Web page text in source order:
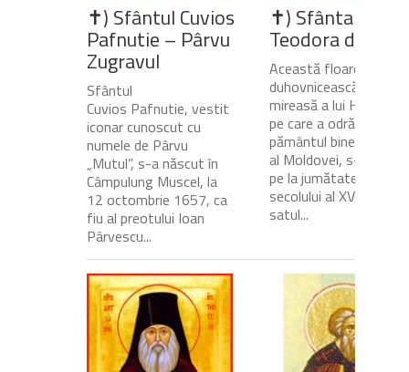
✝) Sfântul Cuvios
Pafnutie – Pârvu
Zugravul
Sfântul
Cuvios Pafnutie, vestit
iconar cunoscut cu
numele de Pârvu
„Mutul”, s-a născut în
Câmpulung Muscel, la
12 octombrie 1657, ca
fiu al preotului Ioan
Pârvescu...
✝) Sfânta
Teodora de la
Această floare
duhovnicească și
mireasă a lui Hristos,
pe care a odrăslit-o
pământul
al Moldovei, s-a
pe la jumătatea
secolului al XVII-lea, în
satul...